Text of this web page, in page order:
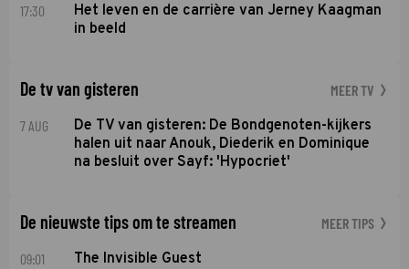
17:30
Het leven en de carrière van Jerney Kaagman
in beeld
De tv van gisteren MEER TV
7 AUG
De TV van gisteren: De Bondgenoten-kijkers
halen uit naar Anouk, Diederik en Dominique
na besluit over Sayf: 'Hypocriet'
De nieuwste tips om te streamen MEER TIPS
09:01 The Invisible Guest